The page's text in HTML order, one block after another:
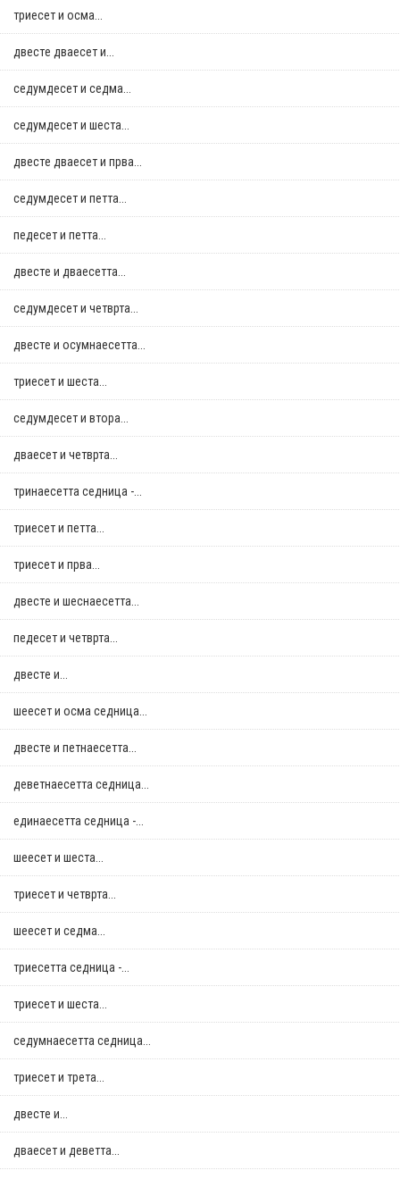
триесет и осма...
двестe дваесет и...
седумдесет и седма...
седумдесет и шеста...
двестe дваесет и прва...
седумдесет и петта...
педесет и петта...
двестe и дваесетта...
седумдесет и четврта...
двестe и осумнaесетта...
триесет и шеста...
седумдесет и втора...
дваесет и четврта...
тринаесетта седница -...
триесет и петта...
триесет и прва...
двестe и шеснаесетта...
педесет и четврта...
двестe и...
шеесет и осма седница...
двестe и петнаесетта...
деветнаесетта седница...
единаесетта седница -...
шеесет и шеста...
триесет и четврта...
шеесет и седма...
триесетта седница -...
триесет и шеста...
седумнаесетта седница...
триесет и трета...
двестe и...
дваесет и деветта...